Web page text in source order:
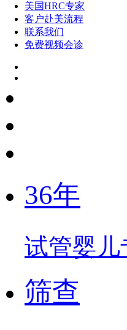
美国HRC专家
客户赴美流程
联系我们
免费视频会诊
36年
试管婴儿
筛查